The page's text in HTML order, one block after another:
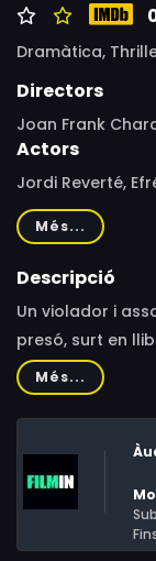
Dramàtica,
Directors
Joan Frank
Actors
Jordi Reverté,
Montse
Bernabé, Alba
Plana, Robert
Ciriano, Alain
Més...
Descripció
Un violador i
presó, surt en
doctrina Parot.
presos
través del
Més...